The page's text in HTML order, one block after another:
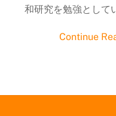
和研究を勉強として
Continue